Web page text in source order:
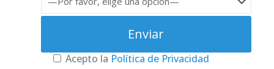
Acepto la Política de Privacidad